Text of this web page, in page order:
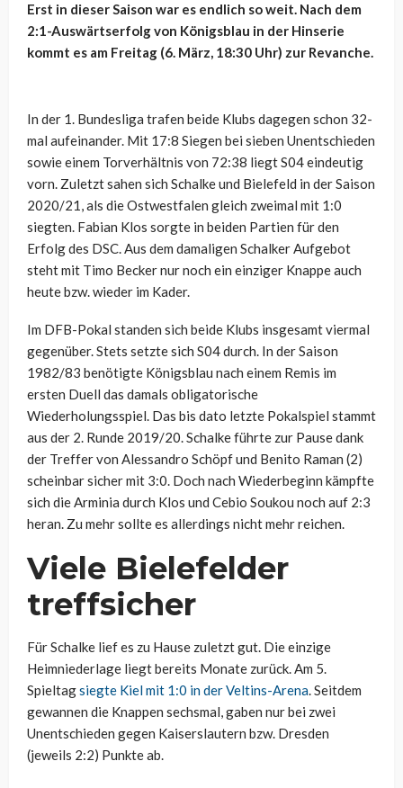
Erst in dieser Saison war es endlich so weit. Nach dem
2:1-Auswärtserfolg von Königsblau in der Hinserie
kommt es am Freitag (6. März, 18:30 Uhr) zur Revanche.
In der 1. Bundesliga trafen beide Klubs dagegen schon 32-
mal aufeinander. Mit 17:8 Siegen bei sieben Unentschieden
sowie einem Torverhältnis von 72:38 liegt S04 eindeutig
vorn. Zuletzt sahen sich Schalke und Bielefeld in der Saison
2020/21, als die Ostwestfalen gleich zweimal mit 1:0
siegten. Fabian Klos sorgte in beiden Partien für den
Erfolg des DSC. Aus dem damaligen Schalker Aufgebot
steht mit Timo Becker nur noch ein einziger Knappe auch
heute bzw. wieder im Kader.
Im DFB-Pokal standen sich beide Klubs insgesamt viermal
gegenüber. Stets setzte sich S04 durch. In der Saison
1982/83 benötigte Königsblau nach einem Remis im
ersten Duell das damals obligatorische
Wiederholungsspiel. Das bis dato letzte Pokalspiel stammt
aus der 2. Runde 2019/20. Schalke führte zur Pause dank
der Treffer von Alessandro Schöpf und Benito Raman (2)
scheinbar sicher mit 3:0. Doch nach Wiederbeginn kämpfte
sich die Arminia durch Klos und Cebio Soukou noch auf 2:3
heran. Zu mehr sollte es allerdings nicht mehr reichen.
Viele Bielefelder
treffsicher
Für Schalke lief es zu Hause zuletzt gut. Die einzige
Heimniederlage liegt bereits Monate zurück. Am 5.
Spieltagsiegte Kiel mit 1:0 in der Veltins-Arena. Seitdem
gewannen die Knappen sechsmal, gaben nur bei zwei
Unentschieden gegen Kaiserslautern bzw. Dresden
(jeweils 2:2) Punkte ab.